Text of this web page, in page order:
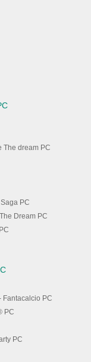
PC con
The dream PC
PC
Dream PC
Fantacalcio PC
PC
PC